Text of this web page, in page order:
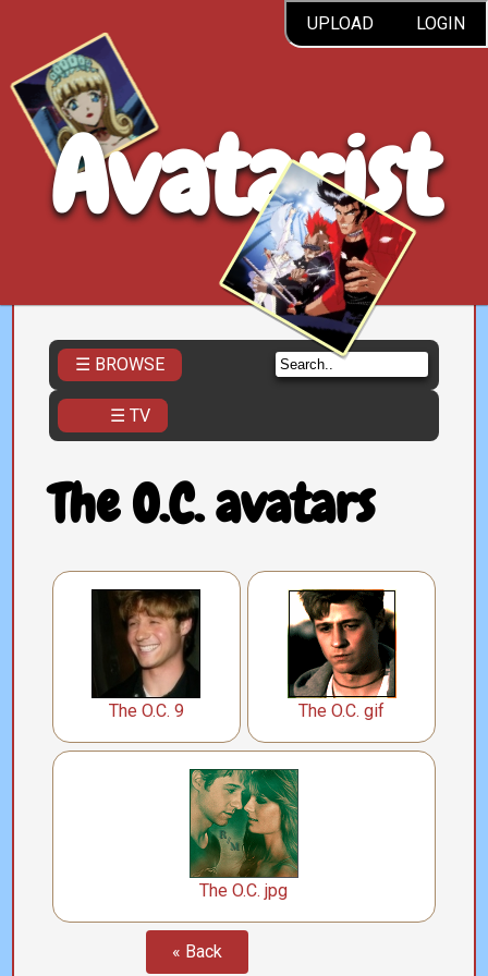
UPLOAD LOGIN
Avatarist
☰ BROWSE
☰ TV
The O.C. avatars
The O.C. 9 The O.C. gif
The O.C. jpg
« Back